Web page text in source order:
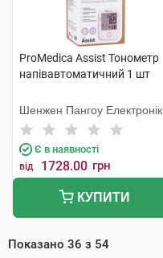
ProMedica Assist Тонометр
напівавтоматичний 1 шт
Шенжен Пангоу Електронік
Є в наявності
від 1728.00 грн
КУПИТИ
Показано 36 з 54